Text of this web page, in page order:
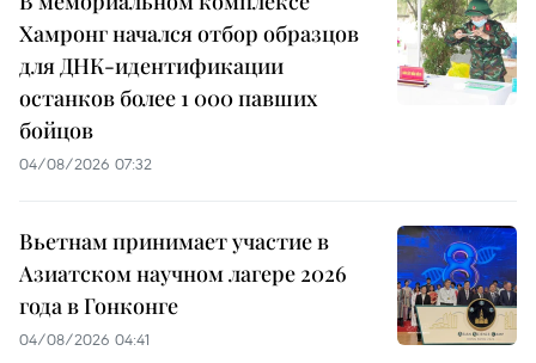
Хамронг начался отбор образцов
для ДНК-идентификации
останков более 1 000 павших
бойцов
04/08/2026 07:32
Вьетнам принимает участие в
Азиатском научном лагере 2026
года в Гонконге
04/08/2026 04:41